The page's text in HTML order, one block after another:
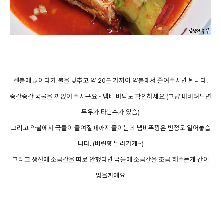
센불에 끊이다가 불을 낮추고 약 20분 가까이 약불에서 졸여주시면 됩니다.
중간중간 국물을 끼얹어 주시구요~ 냄비 바닥도 확인하세요 (그냥 내버려두면
무우가 타는수가 있슴)
그리고 약불에서 국물이 졸여질때까지 졸이는데 냄비뚜껑은 반정도 열어놓습
니다. (비린향 날라가게~)
그리고 생선에 소금간을 따로 안했다면 국물에 소금간을 조금 해주는게 간이
맞을꺼예요